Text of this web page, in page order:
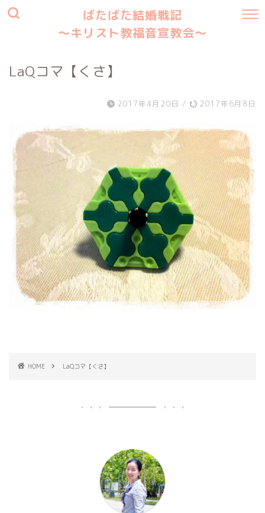
ばたばた結婚戦記
〜キリスト教福音宣教会〜
LaQコマ【くさ】
2017年4月20日 / 2017年6月8日
HOME LaQコマ【くさ】